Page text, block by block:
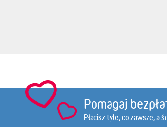
amso.pl
Pomagaj
Płacisz tyle, co zawsze, a